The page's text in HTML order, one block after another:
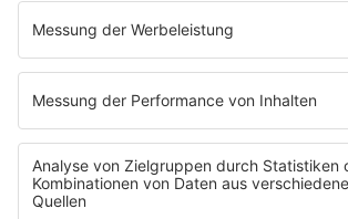
Übersicht
radio.de
radioplayer.de
Partner
WERBUNG